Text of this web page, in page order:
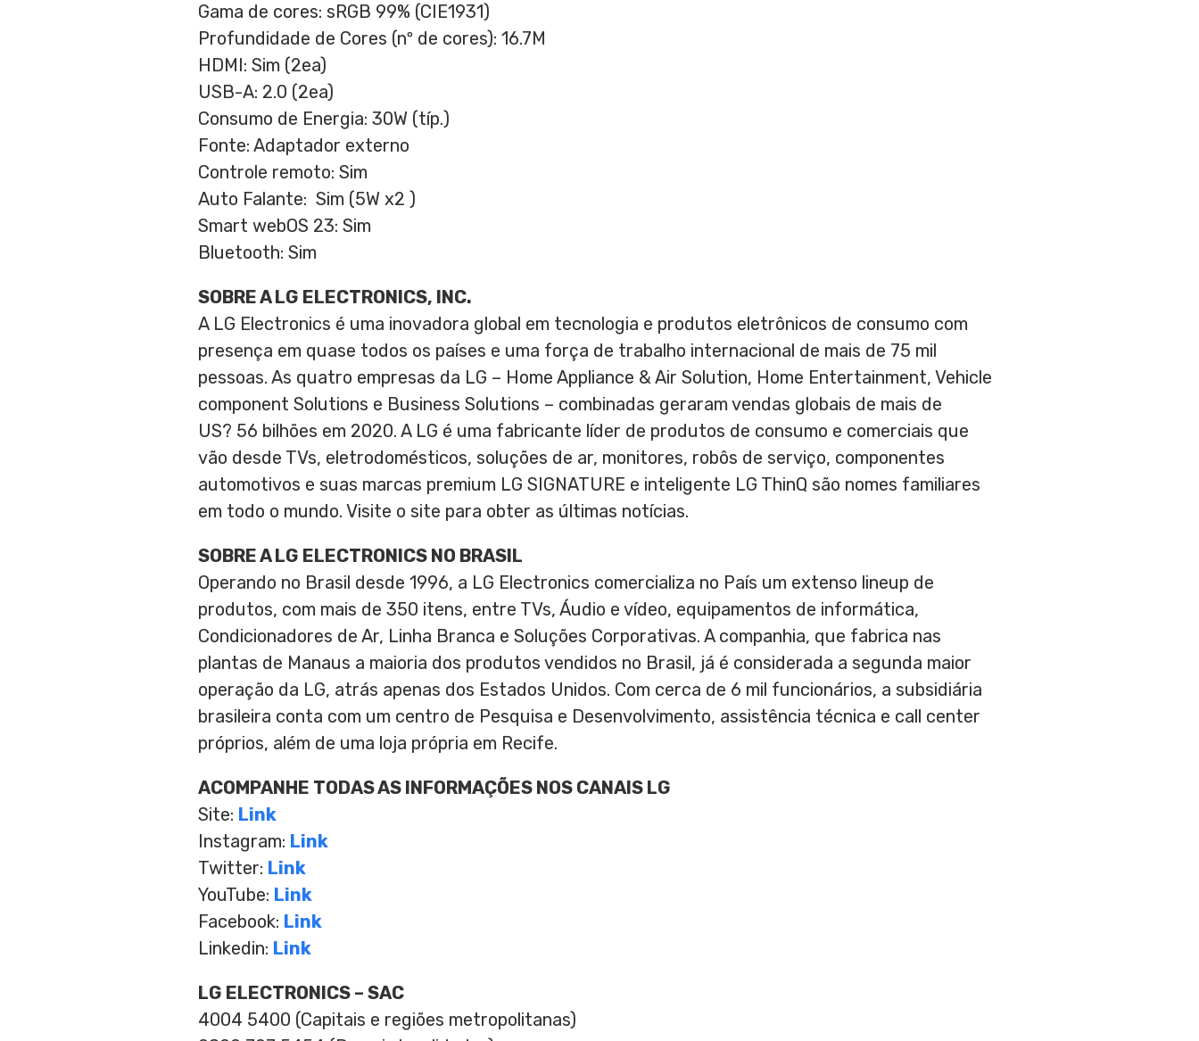
Gama de cores: sRGB 99% (CIE1931)
Profundidade de Cores (nº de cores): 16.7M
HDMI: Sim (2ea)
USB-A: 2.0 (2ea)
Consumo de Energia: 30W (típ.)
Fonte: Adaptador externo
Controle remoto: Sim
Auto Falante: Sim (5W x2 )
Smart webOS 23: Sim
Bluetooth: Sim
SOBRE A LG ELECTRONICS, INC.
A LG Electronics é uma inovadora global em tecnologia e produtos eletrônicos de consumo com
presença em quase todos os países e uma força de trabalho internacional de mais de 75 mil
pessoas. As quatro empresas da LG – Home Appliance & Air Solution, Home Entertainment, Vehicle
component Solutions e Business Solutions – combinadas geraram vendas globais de mais de
US? 56 bilhões em 2020. A LG é uma fabricante líder de produtos de consumo e comerciais que
vão desde TVs, eletrodomésticos, soluções de ar, monitores, robôs de serviço, componentes
automotivos e suas marcas premium LG SIGNATURE e inteligente LG ThinQ são nomes familiares
em todo o mundo. Visite o site para obter as últimas notícias.
SOBRE A LG ELECTRONICS NO BRASIL
Operando no Brasil desde 1996, a LG Electronics comercializa no País um extenso lineup de
produtos, com mais de 350 itens, entre TVs, Áudio e vídeo, equipamentos de informática,
Condicionadores de Ar, Linha Branca e Soluções Corporativas. A companhia, que fabrica nas
plantas de Manaus a maioria dos produtos vendidos no Brasil, já é considerada a segunda maior
operação da LG, atrás apenas dos Estados Unidos. Com cerca de 6 mil funcionários, a subsidiária
brasileira conta com um centro de Pesquisa e Desenvolvimento, assistência técnica e call center
próprios, além de uma loja própria em Recife.
ACOMPANHE TODAS AS INFORMAÇÕES NOS CANAIS LG
Site: Link
Instagram: Link
Twitter: Link
YouTube: Link
Facebook: Link
Linkedin: Link
LG ELECTRONICS – SAC
4004 5400 (Capitais e regiões metropolitanas)